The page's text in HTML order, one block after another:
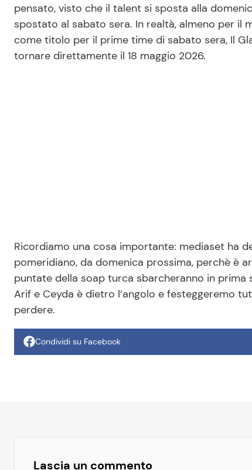
pensato, visto che il talent si sposta alla
spostato al sabato sera. In realtà, almeno per il
come titolo per il prime time di sabato sera, Il
tornare direttamente il 18 maggio 2026.
Ricordiamo una cosa importante: mediaset ha
pomeridiano, da domenica prossima, perchè è
puntate della soap turca sbarcheranno in prima
Arif e Ceyda è dietro l’angolo e festeggeremo
perdere.
Condividi su Facebook
Lascia un commento